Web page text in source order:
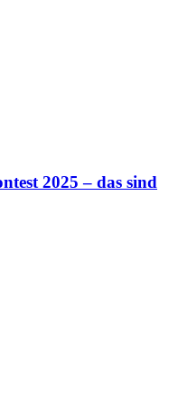
2025 – das sind